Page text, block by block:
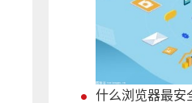
什么浏览器最安